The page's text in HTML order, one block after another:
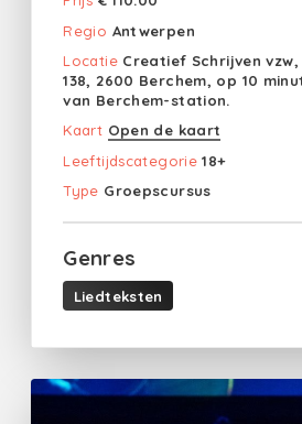
Regio Antwerpen
Locatie Creatief Schrijven
138, 2600 Berchem, op 10
van Berchem-station.
Kaart Open de kaart
Leeftijdscategorie 18+
Type Groepscursus
Genres
Liedteksten